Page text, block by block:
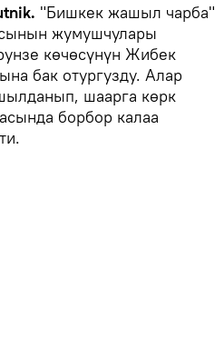
"Бишкек жашыл чарба"
жумушчулары
көчөсүнүн Жибек
бак отургузду. Алар
шаарга көрк
борбор калаа